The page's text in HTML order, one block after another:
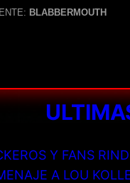
BLABBERMOUTH
Y FANS
A LOU